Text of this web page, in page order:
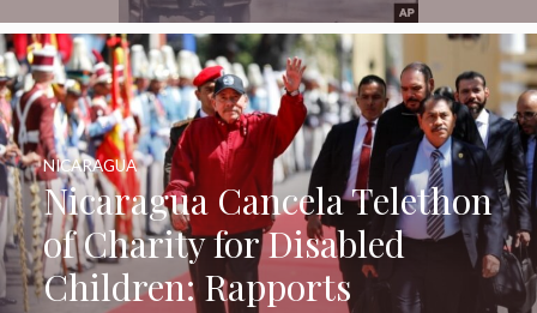
Nicaragua Cancela Telethon
of Charity for Disabled
Children: Rapports
NICARAGUA